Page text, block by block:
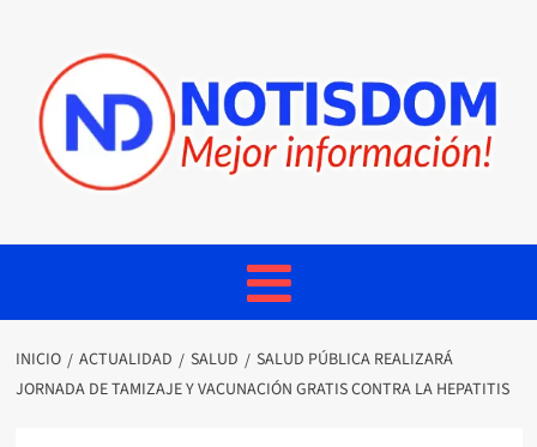
INICIO ACTUALIDAD SALUD
SALUD PÚBLICA REALIZARÁ
JORNADA DE TAMIZAJE Y VACUNACIÓN GRATIS CONTRA LA HEPATITIS